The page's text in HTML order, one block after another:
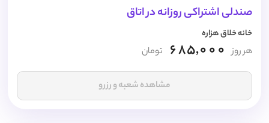
صندلی اشتراکی روزانه در اتاق
خانه خلاق هزاره
هر روز 685,000 تومان
مشاهده شعبه و رزرو